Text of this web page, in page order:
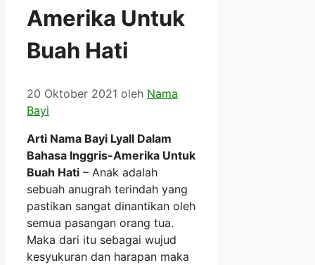
Amerika Untuk
Buah Hati
20 Oktober 2021 oleh Nama
Bayi
Arti Nama Bayi Lyall Dalam
Bahasa Inggris-Amerika Untuk
Buah Hati – Anak adalah
sebuah anugrah terindah yang
pastikan sangat dinantikan oleh
semua pasangan orang tua.
Maka dari itu sebagai wujud
kesyukuran dan harapan maka